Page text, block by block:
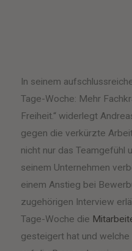
In seinem
Tage-Woche: Mehr
Freiheit.“ widerlegt
gegen die verkürzte
nicht nur das Teamgefühl
seinem Unternehmen
einem Anstieg bei
zugehörigen Interview
Tage-Woche die
gesteigert hat und